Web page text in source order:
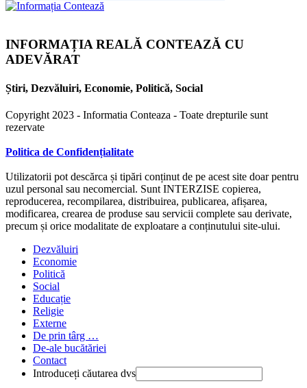
INFORMAȚIA REALĂ CONTEAZĂ CU
ADEVĂRAT
Știri, Dezvăluiri, Economie, Politică, Social
Copyright 2023 - Informatia Conteaza - Toate drepturile sunt
rezervate
Politica de Confidențialitate
Utilizatorii pot descărca și tipări conținut de pe acest site doar pentru
uzul personal sau necomercial. Sunt INTERZISE copierea,
reproducerea, recompilarea, distribuirea, publicarea, afișarea,
modificarea, crearea de produse sau servicii complete sau derivate,
precum și orice modalitate de exploatare a conținutului site-ului.
Dezvăluiri
Economie
Politică
Social
Educație
Religie
Externe
De prin târg …
De-ale bucătăriei
Contact
Introduceți căutarea dvs